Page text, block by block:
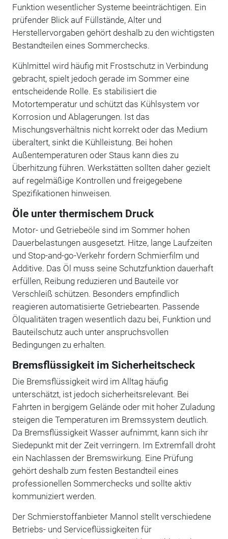
Funktion wesentlicher Systeme beeinträchtigen. Ein
prüfender Blick auf Füllstände, Alter und
Herstellervorgaben gehört deshalb zu den wichtigsten
Bestandteilen eines Sommerchecks.
Kühlmittel wird häufig mit Frostschutz in Verbindung
gebracht, spielt jedoch gerade im Sommer eine
entscheidende Rolle. Es stabilisiert die
Motortemperatur und schützt das Kühlsystem vor
Korrosion und Ablagerungen. Ist das
Mischungsverhältnis nicht korrekt oder das Medium
überaltert, sinkt die Kühlleistung. Bei hohen
Außentemperaturen oder Staus kann dies zu
Überhitzung führen. Werkstätten sollten daher gezielt
auf regelmäßige Kontrollen und freigegebene
Spezifikationen hinweisen.
Öle unter thermischem Druck
Motor- und Getriebeöle sind im Sommer hohen
Dauerbelastungen ausgesetzt. Hitze, lange Laufzeiten
und Stop-and-go-Verkehr fordern Schmierfilm und
Additive. Das Öl muss seine Schutzfunktion dauerhaft
erfüllen, Reibung reduzieren und Bauteile vor
Verschleiß schützen. Besonders empfindlich
reagieren automatisierte Getriebearten. Passende
Ölqualitäten tragen wesentlich dazu bei, Funktion und
Bauteilschutz auch unter anspruchsvollen
Bedingungen zu erhalten.
Bremsflüssigkeit im Sicherheitscheck
Die Bremsflüssigkeit wird im Alltag häufig
unterschätzt, ist jedoch sicherheitsrelevant. Bei
Fahrten in bergigem Gelände oder mit hoher Zuladung
steigen die Temperaturen im Bremssystem deutlich.
Da Bremsflüssigkeit Wasser aufnimmt, kann sich ihr
Siedepunkt mit der Zeit verringern. Im Extremfall droht
ein Nachlassen der Bremswirkung. Eine Prüfung
gehört deshalb zum festen Bestandteil eines
professionellen Sommerchecks und sollte aktiv
kommuniziert werden.
Der Schmierstoffanbieter Mannol stellt verschiedene
Betriebs- und Serviceflüssigkeiten für